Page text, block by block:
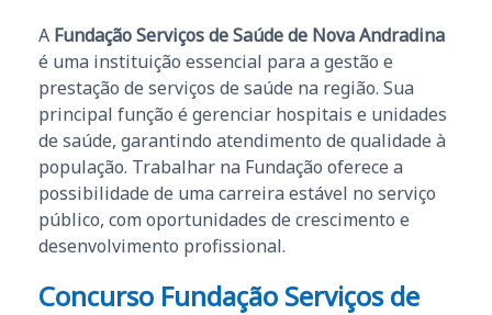
A Fundação Serviços de Saúde de Nova Andradina
é uma instituição essencial para a gestão e
prestação de serviços de saúde na região. Sua
principal função é gerenciar hospitais e unidades
de saúde, garantindo atendimento de qualidade à
população. Trabalhar na Fundação oferece a
possibilidade de uma carreira estável no serviço
público, com oportunidades de crescimento e
desenvolvimento profissional.
Concurso Fundação Serviços de